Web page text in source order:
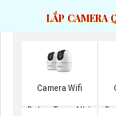
LẮP CAMERA
Camera Wifi
Dahua Trong Nhà